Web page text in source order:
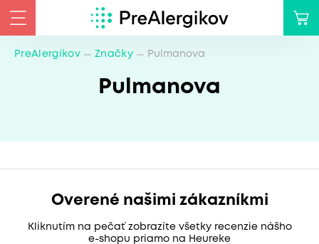
PreAlergikov Značky Pulmanova
Pulmanova
Overené našimi zákazníkmi
Kliknutím na pečať zobrazíte všetky recenzie nášho
e-shopu priamo na Heureke